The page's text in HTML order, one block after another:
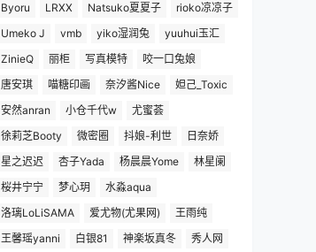
Byoru LRXX Natsuko夏夏子
rioko凉凉子
Umeko J
vmb yiko湿润兔
yuuhui玉汇
ZinieQ
丽柜 写真模特
咬一口兔娘
唐安琪
喵糖印画 奈汐酱Nice
妲己_Toxic
安然anran
小仓千代w
尤蜜荟
徐莉芝Booty
微密圈 抖娘-利世
日奈娇
星之迟迟
杏子Yada 杨晨晨Yome
林星阑
桜井宁宁
梦心玥
水淼aqua
洛璃LoLiSAMA
爱尤物(尤果网)
王雨纯
王馨瑶yanni
白银81 神楽坂真冬
秀人网